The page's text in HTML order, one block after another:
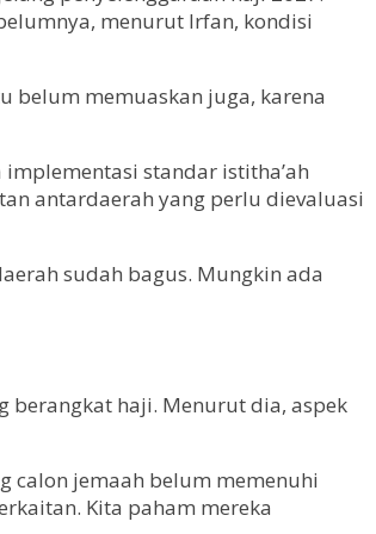
menurut Irfan, kondisi
belum memuaskan juga, karena
standar istitha’ah
antardaerah yang perlu dievaluasi
sudah bagus. Mungkin ada
berangkat haji. Menurut dia, aspek
calon jemaah belum memenuhi
Kita paham mereka